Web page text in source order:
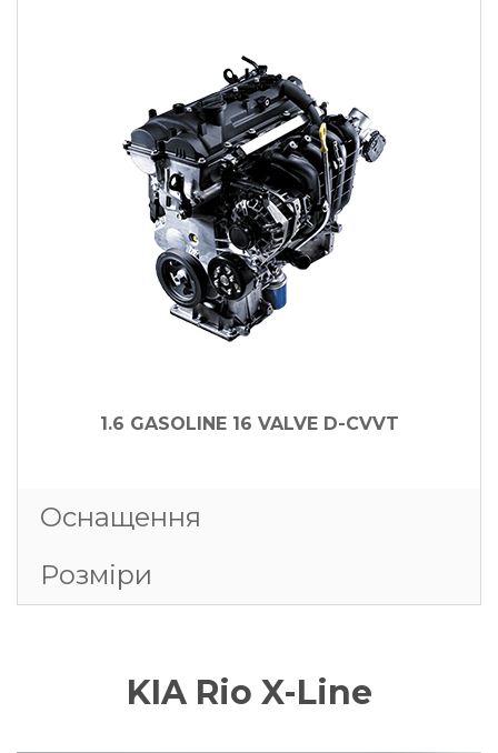
1.6 GASOLINE 16 VALVE D-CVVT
Оснащення
Розмiри
KIA Rio X-Line